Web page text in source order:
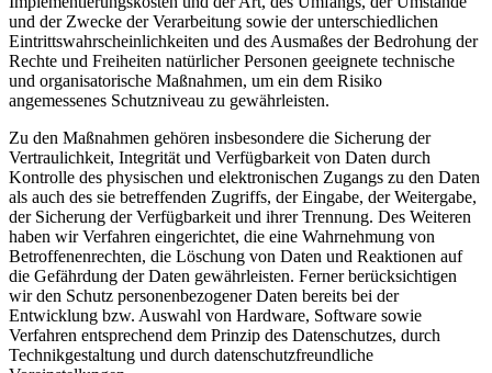
und der Zwecke der Verarbeitung sowie der unterschiedlichen
Eintrittswahrscheinlichkeiten und des Ausmaßes der Bedrohung der
Rechte und Freiheiten natürlicher Personen geeignete technische
und organisatorische Maßnahmen, um ein dem Risiko
angemessenes Schutzniveau zu gewährleisten.
Zu den Maßnahmen gehören insbesondere die Sicherung der
Vertraulichkeit, Integrität und Verfügbarkeit von Daten durch
Kontrolle des physischen und elektronischen Zugangs zu den Daten
als auch des sie betreffenden Zugriffs, der Eingabe, der Weitergabe,
der Sicherung der Verfügbarkeit und ihrer Trennung. Des Weiteren
haben wir Verfahren eingerichtet, die eine Wahrnehmung von
Betroffenenrechten, die Löschung von Daten und Reaktionen auf
die Gefährdung der Daten gewährleisten. Ferner berücksichtigen
wir den Schutz personenbezogener Daten bereits bei der
Entwicklung bzw. Auswahl von Hardware, Software sowie
Verfahren entsprechend dem Prinzip des Datenschutzes, durch
Technikgestaltung und durch datenschutzfreundliche